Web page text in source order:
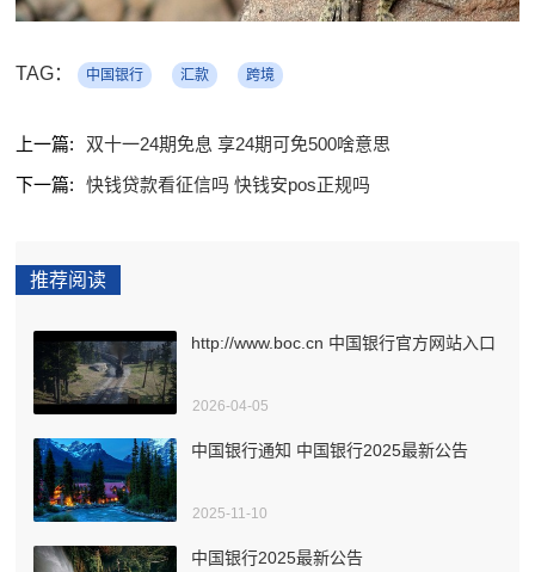
TAG： 中国银行 汇款 跨境
上一篇:
双十一24期免息 享24期可免500啥意思
下一篇:
快钱贷款看征信吗 快钱安pos正规吗
推荐阅读
http://www.boc.cn 中国银行官方网站入口
2026-04-05
中国银行通知 中国银行2025最新公告
2025-11-10
中国银行2025最新公告